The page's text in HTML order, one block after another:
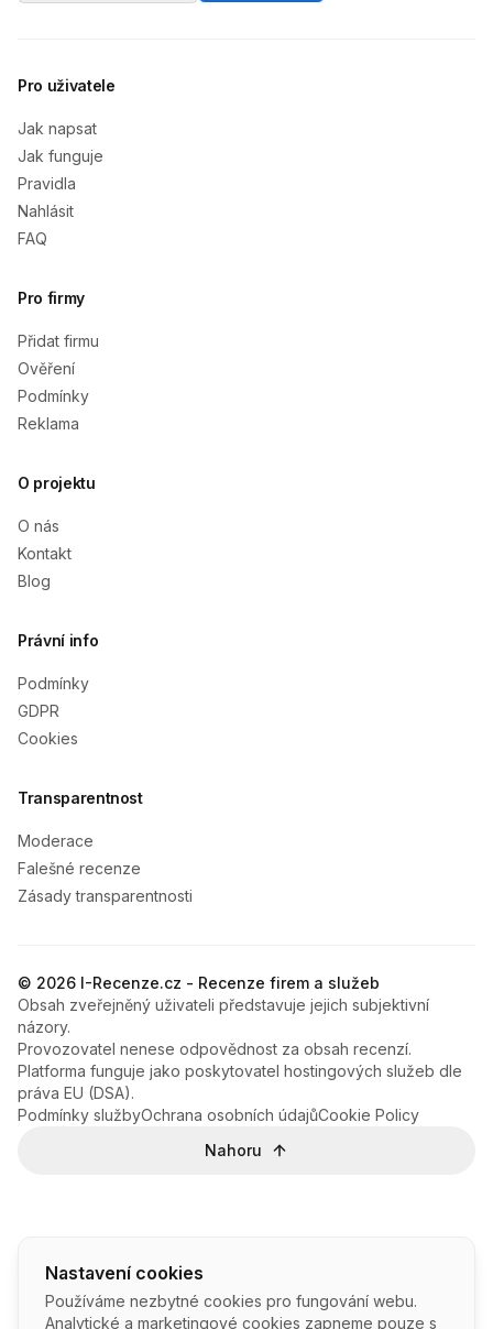
Nastavení cookies
Používáme nezbytné cookies pro fungování webu.
Analytické a marketingové cookies zapneme pouze s
Pro uživatele
Jak napsat
Jak funguje
Pravidla
Nahlásit
FAQ
Pro firmy
Přidat firmu
Ověření
Podmínky
Reklama
O projektu
O nás
Kontakt
Blog
Právní info
Podmínky
GDPR
Cookies
Transparentnost
Moderace
Falešné recenze
Zásady transparentnosti
© 2026 I-Recenze.cz - Recenze firem a služeb
Obsah zveřejněný uživateli představuje jejich subjektivní
názory.
Provozovatel nenese odpovědnost za obsah recenzí.
Platforma funguje jako poskytovatel hostingových služeb dle
práva EU (DSA).
Podmínky službyOchrana osobních údajůCookie Policy
Nahoru